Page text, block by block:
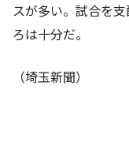
スが多い。試合を
ろは十分だ。
（埼玉新聞）